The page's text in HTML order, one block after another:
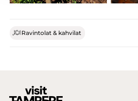
Ravintolat & kahvilat